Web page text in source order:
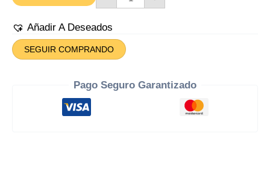
Para
Añadir A Deseados
SEGUIR COMPRANDO
Pago Seguro Garantizado